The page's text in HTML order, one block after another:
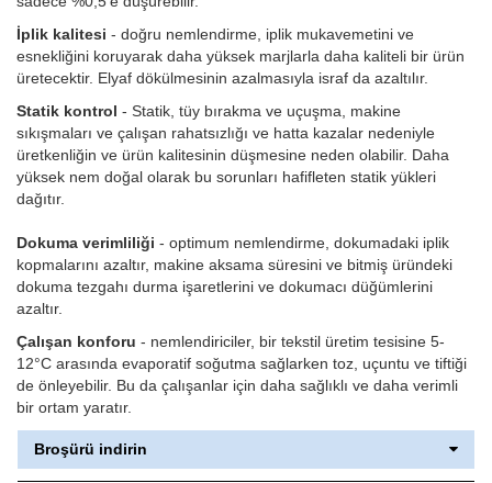
İplik kalitesi - doğru nemlendirme, iplik mukavemetini ve
esnekliğini koruyarak daha yüksek marjlarla daha kaliteli bir ürün
üretecektir. Elyaf dökülmesinin azalmasıyla israf da azaltılır.
Statik kontrol - Statik, tüy bırakma ve uçuşma, makine
sıkışmaları ve çalışan rahatsızlığı ve hatta kazalar nedeniyle
üretkenliğin ve ürün kalitesinin düşmesine neden olabilir. Daha
yüksek nem doğal olarak bu sorunları hafifleten statik yükleri
dağıtır.
Dokuma verimliliği - optimum nemlendirme, dokumadaki iplik
kopmalarını azaltır, makine aksama süresini ve bitmiş üründeki
dokuma tezgahı durma işaretlerini ve dokumacı düğümlerini
azaltır.
Çalışan konforu - nemlendiriciler, bir tekstil üretim tesisine 5-
12°C arasında evaporatif soğutma sağlarken toz, uçuntu ve tiftiği
de önleyebilir. Bu da çalışanlar için daha sağlıklı ve daha verimli
bir ortam yaratır.
Broşürü indirin